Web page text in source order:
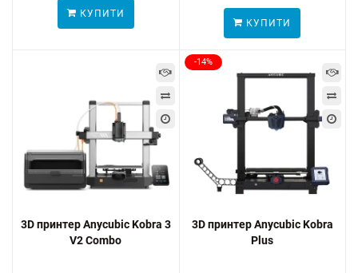
КУПИТИ
КУПИТИ
3D принтер Anycubic Kobra 3
V2 Combo
-14%
3D принтер Anycubic Kobra
Plus